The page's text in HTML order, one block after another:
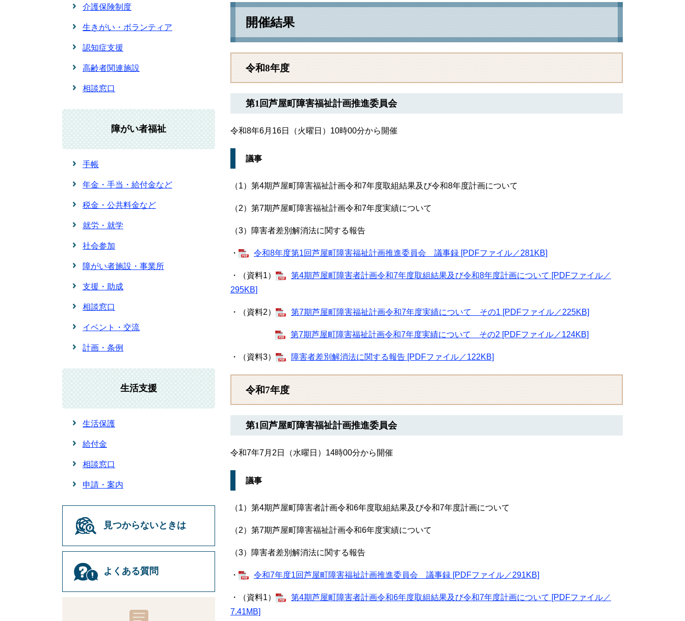
開催結果
令和8年度
第1回芦屋町障害福祉計画推進委員会
令和8年6月16日（火曜日）10時00分から開催
議事
（1）第4期芦屋町障害福祉計画令和7年度取組結果及び令和8年度計画について
（2）第7期芦屋町障害福祉計画令和7年度実績について
（3）障害者差別解消法に関する報告
・ 令和8年度第1回芦屋町障害福祉計画推進委員会 議事録 [PDFファイル／281KB]
・（資料1）
第4期芦屋町障害者計画令和7年度取組結果及び令和8年度計画について [PDFファイル／
295KB]
・（資料2） 第7期芦屋町障害福祉計画令和7年度実績について その1 [PDFファイル／225KB]
第7期芦屋町障害福祉計画令和7年度実績について その2 [PDFファイル／124KB]
・（資料3） 障害者差別解消法に関する報告 [PDFファイル／122KB]
令和7年度
第1回芦屋町障害福祉計画推進委員会
令和7年7月2日（水曜日）14時00分から開催
議事
（1）第4期芦屋町障害者計画令和6年度取組結果及び令和7年度計画について
（2）第7期芦屋町障害福祉計画令和6年度実績について
（3）障害者差別解消法に関する報告
・ 令和7年度1回芦屋町障害福祉計画推進委員会 議事録 [PDFファイル／291KB]
・（資料1）
第4期芦屋町障害者計画令和6年度取組結果及び令和7年度計画について [PDFファイル／
7.41MB]
介護保険制度
生きがい・ボランティア
認知症支援
高齢者関連施設
相談窓口
障がい者福祉
手帳
年金・手当・給付金など
税金・公共料金など
就労・就学
社会参加
障がい者施設・事業所
支援・助成
相談窓口
イベント・交流
計画・条例
生活支援
生活保護
給付金
相談窓口
申請・案内
見つからないときは
よくある質問